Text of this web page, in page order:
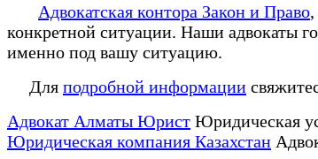
Адвокатская контора Закон и Право
конкретной ситуации. Наши адвокаты
именно под вашу ситуацию.
Для подробной информации
Адвокат Алматы Юрист Юридическая
Юридическая компания Казахстан